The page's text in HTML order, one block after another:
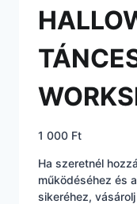
1 000 Ft
Ha szeretnél
működéséhez és
sikeréhez,